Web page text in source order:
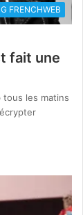
FRENCHWEB
fait une
tous les matins